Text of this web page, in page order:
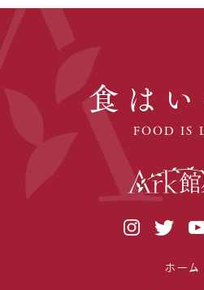
食は
FOOD IS
ホーム